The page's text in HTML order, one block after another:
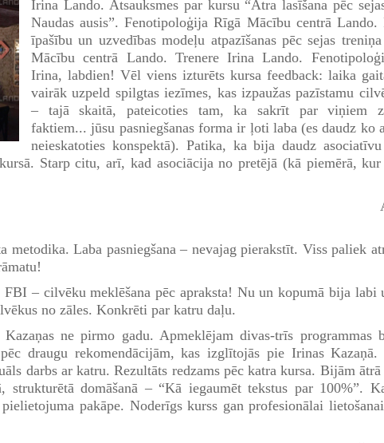
Irina Lando. Atsauksmes par kursu “Ātra lasīšana pēc
Naudas ausis”. Fenotipoloģija Rīgā Mācību centrā Lando.
īpašību un uzvedības modeļu atpazīšanas pēc sejas
Mācību centrā Lando. Trenere Irina Lando.
Irina, labdien! Vēl viens izturēts kursa feedback: laika
vairāk uzpeld spilgtas iezīmes, kas izpaužas pazīstamu
– tajā skaitā, pateicoties tam, ka sakrīt par viņiem
faktiem... jūsu pasniegšanas forma ir ļoti laba (es daudz ko
neieskatoties konspektā). Patika, ka bija daudz
Starp citu, arī, kad asociācija no pretējā (kā piemērā, kur
metodika. Laba pasniegšana – nevajag pierakstīt. Viss paliek
– cilvēku meklēšana pēc apraksta! Nu un kopumā bija labi
no zāles. Konkrēti par katru daļu.
ne pirmo gadu. Apmeklējam divas-trīs programmas
draugu rekomendācijām, kas izglītojās pie Irinas
darbs ar katru. Rezultāts redzams pēc katra kursa. Bijām ātrā
strukturētā domāšanā – “Kā iegaumēt tekstus par 100%”.
pakāpe. Noderīgs kurss gan profesionālai